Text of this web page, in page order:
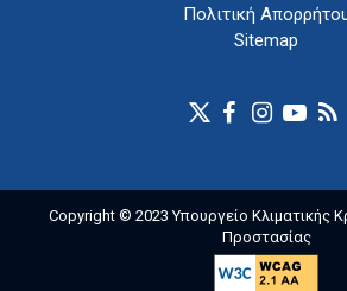
Πολιτική
Sitemap
Copyright © 2023 Υπουργείο Κλιματικής
Προστασίας